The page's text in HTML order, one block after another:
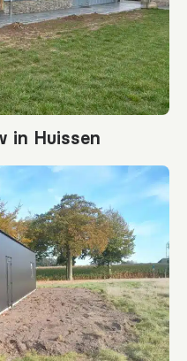
in Huissen